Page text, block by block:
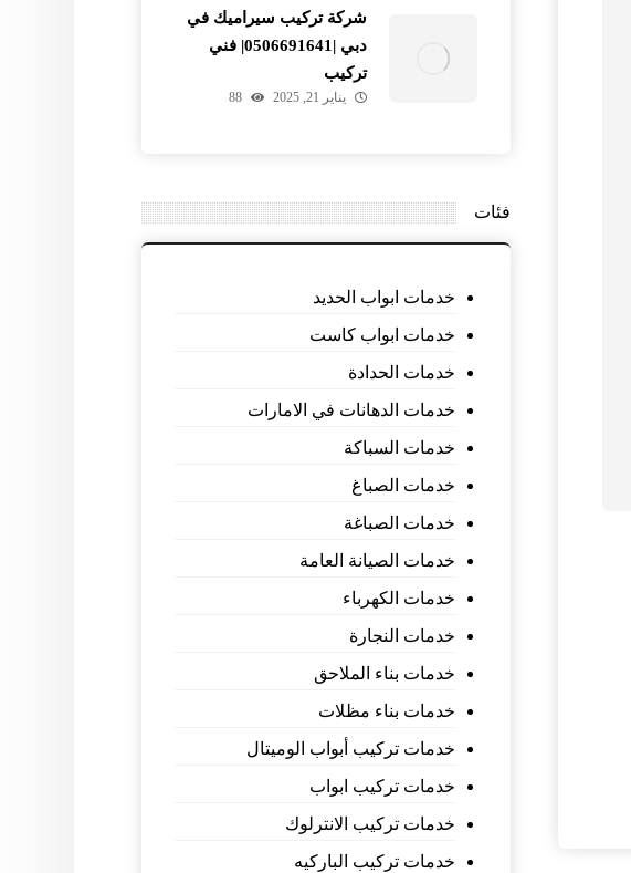
شركة تركيب سيراميك في
دبي |0506691641| فني
تركيب
يناير 21, 2025 88
فئات
خدمات ابواب الحديد
خدمات ابواب كاست
خدمات الحدادة
خدمات الدهانات في الامارات
خدمات السباكة
خدمات الصباغ
خدمات الصباغة
خدمات الصيانة العامة
خدمات الكهرباء
خدمات النجارة
خدمات بناء الملاحق
خدمات بناء مظلات
خدمات تركيب أبواب الوميتال
خدمات تركيب ابواب
خدمات تركيب الانترلوك
خدمات تركيب الباركيه